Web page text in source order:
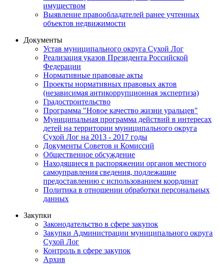
имуществом
Выявление правообладателей ранее учтенных
объектов недвижимости
Документы
Устав муниципального округа Сухой Лог
Реализация указов Президента Российской
Федерации
Нормативные правовые акты
Проекты нормативных правовых актов
(независимая антикоррупционная экспертиза)
Градостроительство
Программа "Новое качество жизни уральцев"
Муниципальная программа действий в интересах
детей на территории муниципального округа
Сухой Лог на 2013 - 2017 годы
Документы Советов и Комиссий
Общественное обсуждение
Находящиеся в распоряжении органов местного
самоуправления сведения, подлежащие
предоставлению с использованием координат
Политика в отношении обработки персональных
данных
Закупки
Законодательство в сфере закупок
Закупки Администрации муниципального округа
Сухой Лог
Контроль в сфере закупок
Архив